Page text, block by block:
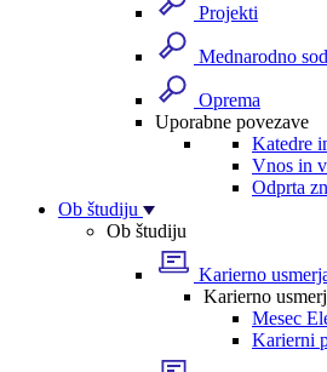
Projekti
Mednarodno
Oprema
Uporabne povezave
Katedre
Vnos in
Odprta
Ob študiju
Ob študiju
Karierno
Karierno
Mesec
Karierni